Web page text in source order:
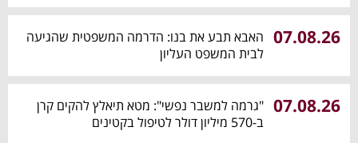
07.08.26 האבא תבע את בנו: הדרמה המשפטית שהגיעה
לבית המשפט העליון
07.08.26 "גרמה למשבר נפשי": מטא תיאלץ להקים קרן
ב-570 מיליון דולר לטיפול בקטינים